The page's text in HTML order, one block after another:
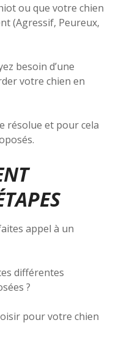
ou que votre chien
(Agressif, Peureux,
besoin d’une
votre chien en
résolue et pour cela
appel à un
différentes
?
pour votre chien